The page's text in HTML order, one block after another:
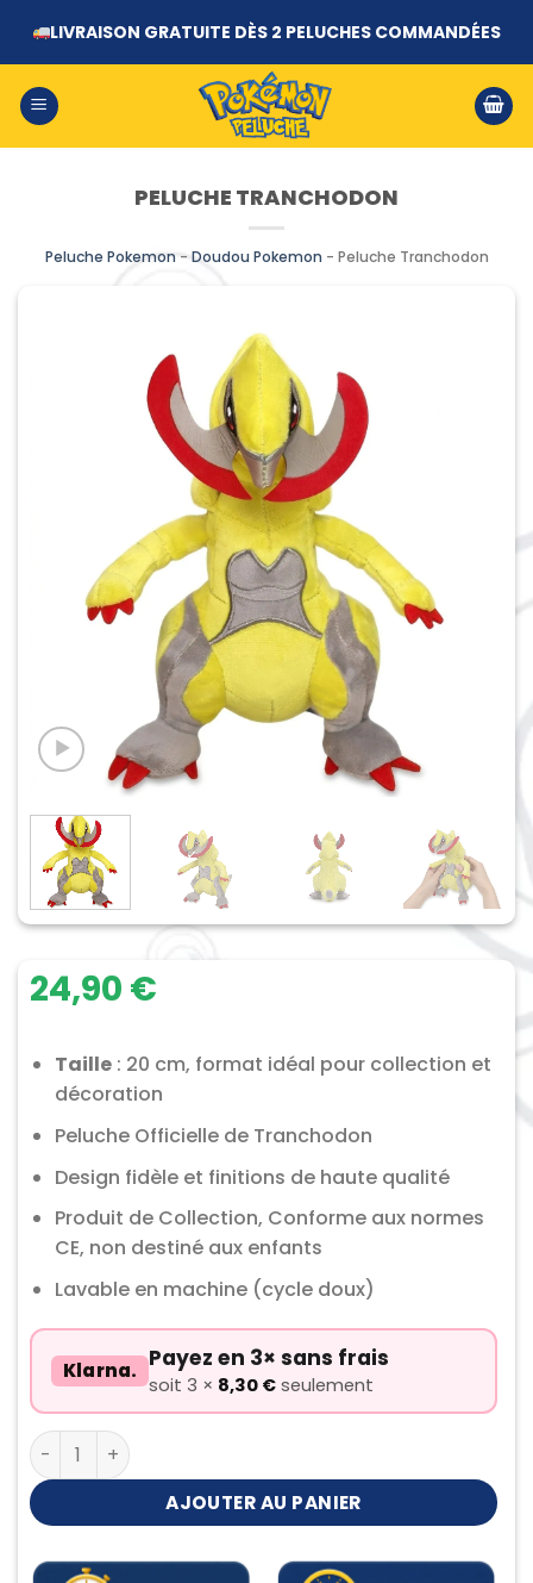
contenu
LIVRAISON GRATUITE DÈS 2 PELUCHES COMMANDÉES
PELUCHE TRANCHODON
Peluche Pokemon - Doudou Pokemon - Peluche Tranchodon
24,90 €
Taille: 20 cm, format idéal pour collection et
décoration
Peluche Officielle de Tranchodon
Design fidèle et finitions de haute qualité
Produit de Collection, Conforme aux normes
CE, non destiné aux enfants
Lavable en machine (cycle doux)
Klarna. Payez en 3× sans frais
soit 3 × 8,30 € seulement
quantité de Peluche Tranchodon
AJOUTER AU PANIER